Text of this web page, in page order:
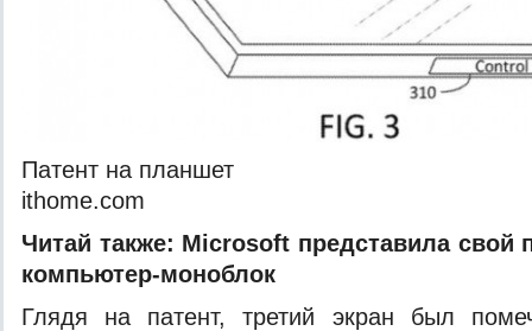
Патент на планшет
ithome.com
Читай также: Microsoft представила свой
компьютер-моноблок
Глядя на патент, третий экран был